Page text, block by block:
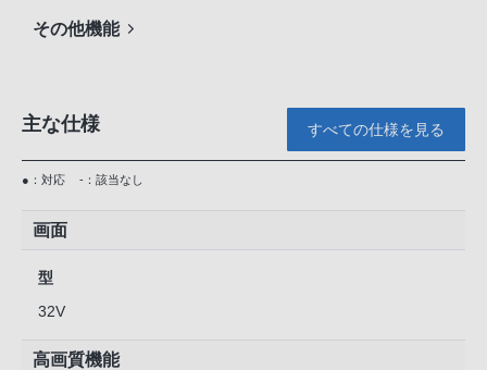
その他機能
主な仕様 すべての仕様を見る
●：対応 -：該当なし
画面
型
32V
高画質機能